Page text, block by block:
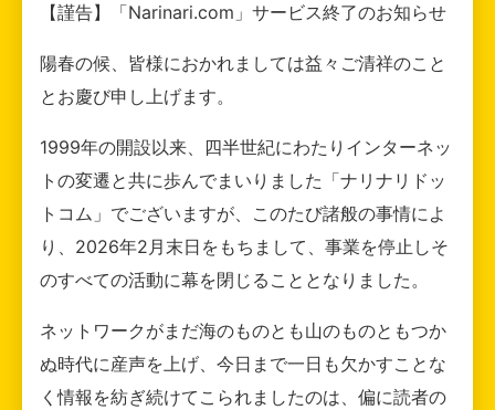
【謹告】「Narinari.com」サービス終了のお知らせ
陽春の候、皆様におかれましては益々ご清祥のこと
とお慶び申し上げます。
1999年の開設以来、四半世紀にわたりインターネッ
トの変遷と共に歩んでまいりました「ナリナリドッ
トコム」でございますが、このたび諸般の事情によ
り、2026年2月末日をもちまして、事業を停止しそ
のすべての活動に幕を閉じることとなりました。
ネットワークがまだ海のものとも山のものともつか
ぬ時代に産声を上げ、今日まで一日も欠かすことな
く情報を紡ぎ続けてこられましたのは、偏に読者の